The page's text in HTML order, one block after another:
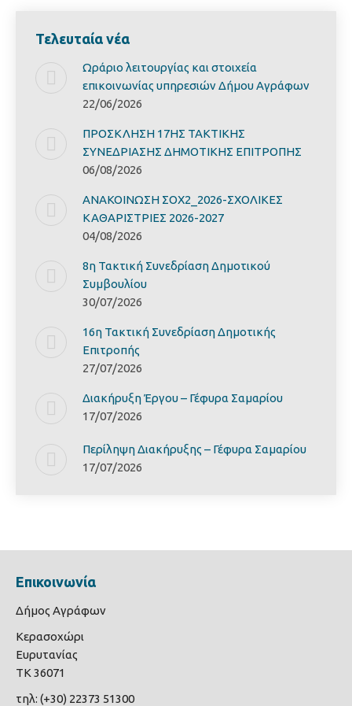
Τελευταία νέα
Ωράριο λειτουργίας και στοιχεία
επικοινωνίας υπηρεσιών Δήμου Αγράφων
22/06/2026
ΠΡΟΣΚΛΗΣΗ 17ΗΣ ΤΑΚΤΙΚΗΣ
ΣΥΝΕΔΡΙΑΣΗΣ ΔΗΜΟΤΙΚΗΣ ΕΠΙΤΡΟΠΗΣ
06/08/2026
ΑΝΑΚΟΙΝΩΣΗ ΣΟΧ2_2026-ΣΧΟΛΙΚΕΣ
ΚΑΘΑΡΙΣΤΡΙΕΣ 2026-2027
04/08/2026
8η Τακτική Συνεδρίαση Δημοτικού
Συμβουλίου
30/07/2026
16η Τακτική Συνεδρίαση Δημοτικής
Επιτροπής
27/07/2026
Διακήρυξη Έργoυ – Γέφυρα Σαμαρίoυ
17/07/2026
Περίληψη Διακήρυξης – Γέφυρα Σαμαρίoυ
17/07/2026
Επικοινωνία
Δήμος Αγράφων
Κερασοχώρι
Ευρυτανίας
ΤΚ 36071
τηλ: (+30) 22373 51300